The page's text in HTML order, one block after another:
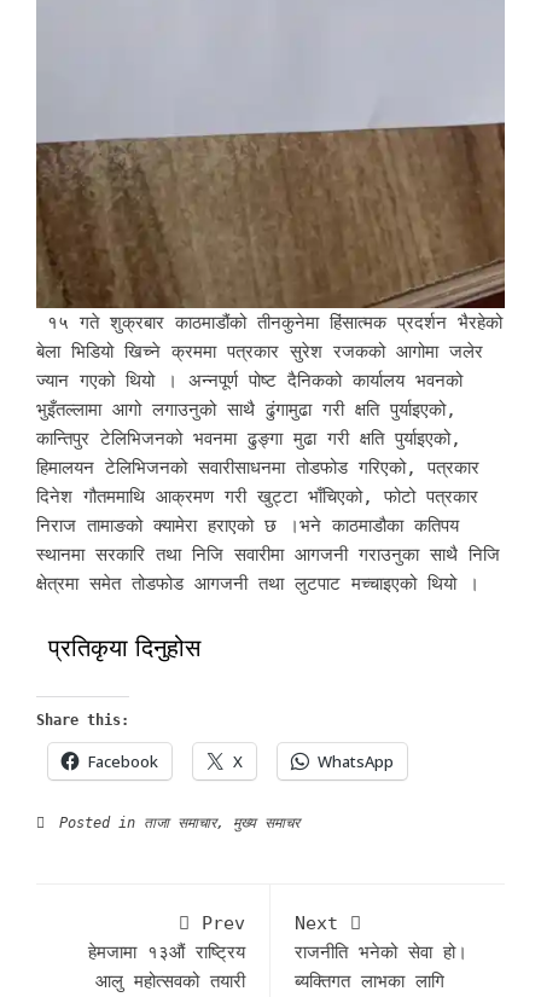
१५ गते शुक्रबार काठमाडौंको तीनकुनेमा हिंसात्मक प्रदर्शन भैरहेको
बेला भिडियो खिच्ने क्रममा पत्रकार सुरेश रजकको आगोमा जलेर
ज्यान गएको थियो । अन्नपूर्ण पोष्ट दैनिकको कार्यालय भवनको
भुइँतल्लामा आगो लगाउनुको साथै ढुंगामुढा गरी क्षति पुर्याइएको,
कान्तिपुर टेलिभिजनको भवनमा ढुङ्गा मुढा गरी क्षति पुर्याइएको,
हिमालयन टेलिभिजनको सवारीसाधनमा तोडफोड गरिएको, पत्रकार
दिनेश गौतममाथि आक्रमण गरी खुट्टा भाँचिएको, फोटो पत्रकार
निराज तामाङको क्यामेरा हराएको छ ।भने काठमाडौका कतिपय
स्थानमा सरकारि तथा निजि सवारीमा आगजनी गराउनुका साथै निजि
क्षेत्रमा समेत त‍ोडफोड आगजनी तथा लुटपाट मच्चाइएको थियो ।
प्रतिकृया दिनुहोस
Share this:
Facebook X WhatsApp
Posted in ताजा समाचार, मुख्य समाचर
Prev
हेमजामा १३औं राष्ट्रिय
आलु महोत्सवको तयारी
Next
राजनीति भनेको सेवा हो।
ब्यक्तिगत लाभका लागि